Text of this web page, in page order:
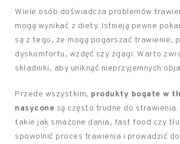
Wiele osób doświadcza problemów
mogą wynikać z diety. Istnieją pewne
są z tego, że mogą pogarszać trawienie,
dyskomfortu, wzdęć czy zgagi. Warto
składniki, aby uniknąć nieprzyjemnych
Przede wszystkim, produkty bogate w
nasycone są często trudne do
takie jak smażone dania, fast food czy
spowolnić proces trawienia i prowadzić